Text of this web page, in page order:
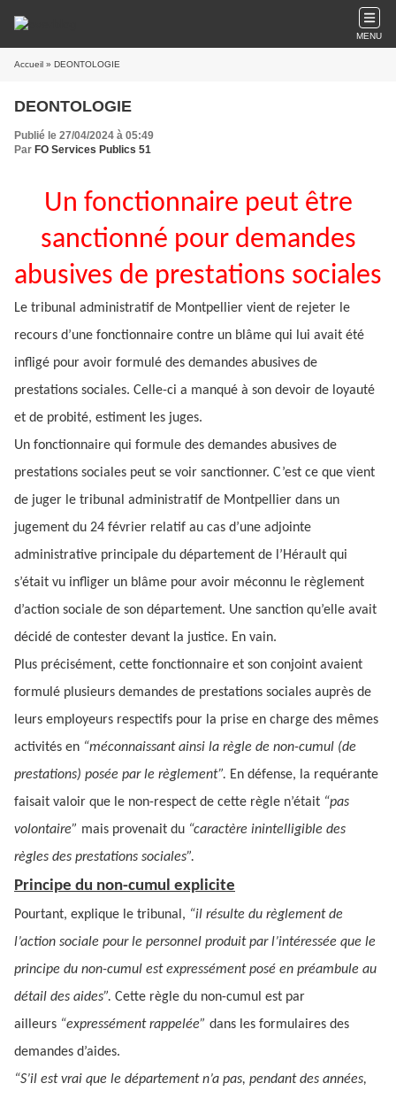
MENU
Accueil » DEONTOLOGIE
DEONTOLOGIE
Publié le 27/04/2024 à 05:49
Par FO Services Publics 51
Un fonctionnaire peut être
sanctionné pour demandes
abusives de prestations sociales
Le tribunal administratif de Montpellier vient de rejeter le
recours d’une fonctionnaire contre un blâme qui lui avait été
infligé pour avoir formulé des demandes abusives de
prestations sociales. Celle-ci a manqué à son devoir de loyauté
et de probité, estiment les juges.
Un fonctionnaire qui formule des demandes abusives de
prestations sociales peut se voir sanctionner. C’est ce que vient
de juger le tribunal administratif de Montpellier dans un
jugement du 24 février relatif au cas d’une adjointe
administrative principale du département de l’Hérault qui
s’était vu infliger un blâme pour avoir méconnu le règlement
d’action sociale de son département. Une sanction qu’elle avait
décidé de contester devant la justice. En vain.
Plus précisément, cette fonctionnaire et son conjoint avaient
formulé plusieurs demandes de prestations sociales auprès de
leurs employeurs respectifs pour la prise en charge des mêmes
activités en “méconnaissant ainsi la règle de non-cumul (de
prestations) posée par le règlement”. En défense, la requérante
faisait valoir que le non-respect de cette règle n’était “pas
volontaire” mais provenait du “caractère inintelligible des
règles des prestations sociales”.
Principe du non-cumul explicite
Pourtant, explique le tribunal, “il résulte du règlement de
l’action sociale pour le personnel produit par l’intéressée que le
principe du non-cumul est expressément posé en préambule au
détail des aides”. Cette règle du non-cumul est par
ailleurs “expressément rappelée” dans les formulaires des
demandes d’aides.
“S’il est vrai que le département n’a pas, pendant des années,